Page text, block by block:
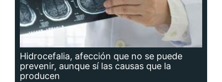
Hidrocefalia, afección que no se puede
prevenir, aunque sí las causas que la
producen